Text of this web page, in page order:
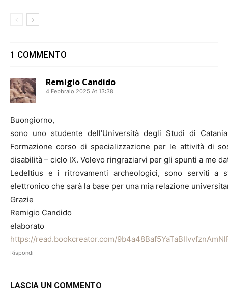
1 COMMENTO
Remigio Candido
4 Febbraio 2025 At 13:38
Buongiorno,
sono uno studente dell’Università degli Studi di
Formazione corso di specializzazione per le attività di
disabilità – ciclo IX. Volevo ringraziarvi per gli spunti a me
Ledeltius e i ritrovamenti archeologici, sono serviti a
elettronico che sarà la base per una mia relazione
Grazie
Remigio Candido
elaborato
https://read.bookcreator.com/
Rispondi
LASCIA UN COMMENTO